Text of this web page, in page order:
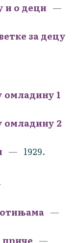
и о деци
за децу
омладину 1
омладину 2
1929.